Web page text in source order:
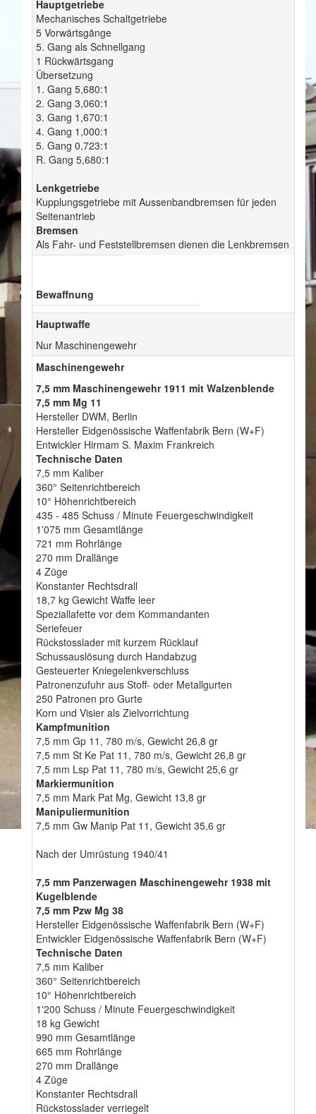
Hauptgetriebe
Mechanisches Schaltgetriebe
5 Vorwärtsgänge
5. Gang als Schnellgang
1 Rückwärtsgang
Übersetzung
1. Gang 5,680:1
2. Gang 3,060:1
3. Gang 1,670:1
4. Gang 1,000:1
5. Gang 0,723:1
R. Gang 5,680:1
Lenkgetriebe
Kupplungsgetriebe mit Aussenbandbremsen für jeden
Seitenantrieb
Bremsen
Als Fahr- und Feststellbremsen dienen die Lenkbremsen
Bewaffnung
Hauptwaffe
Nur Maschinengewehr
Maschinengewehr
7,5 mm Maschinengewehr 1911 mit Walzenblende
7,5 mm Mg 11
Hersteller DWM, Berlin
Hersteller Eidgenössische Waffenfabrik Bern (W+F)
Entwickler Hirmam S. Maxim Frankreich
Technische Daten
7,5 mm Kaliber
360° Seitenrichtbereich
10° Höhenrichtbereich
435 - 485 Schuss / Minute Feuergeschwindigkeit
1'075 mm Gesamtlänge
721 mm Rohrlänge
270 mm Drallänge
4 Züge
Konstanter Rechtsdrall
18,7 kg Gewicht Waffe leer
Speziallafette vor dem Kommandanten
Seriefeuer
Rückstosslader mit kurzem Rücklauf
Schussauslösung durch Handabzug
Gesteuerter Kniegelenkverschluss
Patronenzufuhr aus Stoff- oder Metallgurten
250 Patronen pro Gurte
Korn und Visier als Zielvorrichtung
Kampfmunition
7,5 mm Gp 11, 780 m/s, Gewicht 26,8 gr
7,5 mm St Ke Pat 11, 780 m/s, Gewicht 26,8 gr
7,5 mm Lsp Pat 11, 780 m/s, Gewicht 25,6 gr
Markiermunition
7,5 mm Mark Pat Mg, Gewicht 13,8 gr
Manipuliermunition
7,5 mm Gw Manip Pat 11, Gewicht 35,6 gr
Nach der Umrüstung 1940/41
7,5 mm Panzerwagen Maschinengewehr 1938 mit
Kugelblende
7,5 mm Pzw Mg 38
Hersteller Eidgenössische Waffenfabrik Bern (W+F)
Entwickler Eidgenössische Waffenfabrik Bern (W+F)
Technische Daten
7,5 mm Kaliber
360° Seitenrichtbereich
10° Höhenrichtbereich
1'200 Schuss / Minute Feuergeschwindigkeit
18 kg Gewicht
990 mm Gesamtlänge
665 mm Rohrlänge
270 mm Drallänge
4 Züge
Konstanter Rechtsdrall
Rückstosslader verriegelt